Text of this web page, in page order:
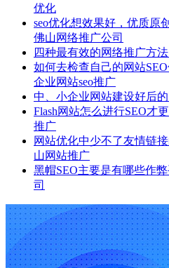
优化
seo优化想效果好，优质原
佛山网络推广公司
四种最有效的网络推广方
如何去检查自己的网站
企业网站seo推广
中、小企业网站建设好后
Flash网站怎么进行SEO才
推广
网站优化中少不了友情链
山网站推广
黑帽SEO主要是有哪些作
司